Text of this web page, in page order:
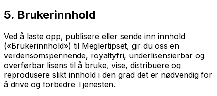
5. Brukerinnhold
Ved å laste opp, publisere eller sende inn innhold
(«Brukerinnhold») til Meglertipset, gir du oss en
verdensomspennende, royaltyfri, underlisensierbar og
overførbar lisens til å bruke, vise, distribuere og
reprodusere slikt innhold i den grad det er nødvendig for
å drive og forbedre Tjenesten.